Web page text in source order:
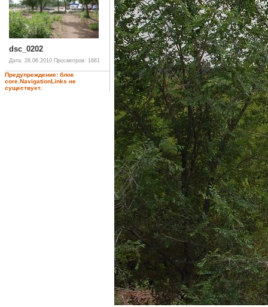
dsc_0202
Дата: 28.06.2010 Просмотров: 1661
Предупреждение: блок
core.NavigationLinks не
существует.